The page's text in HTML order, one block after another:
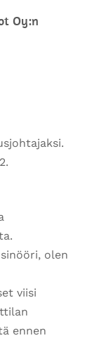
Oy:n
olen
viisi
ennen